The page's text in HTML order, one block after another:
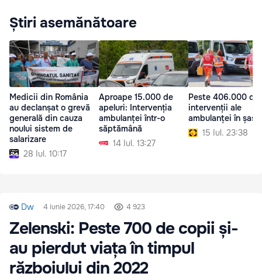
Știri asemănătoare
Medicii din România
au declanșat o grevă
generală din cauza
noului sistem de
salarizare
28 Iul. 10:17
Aproape 15.000 de
apeluri: Intervenția
ambulanței într-o
săptămână
14 Iul. 13:27
Peste 406.000 de
intervenții ale
ambulanței în
15 Iul. 23:38
Dw 4 iunie 2026, 17:40 4 923
Zelenski: Peste 700 de copii și-
au pierdut viața în timpul
războiului din 2022